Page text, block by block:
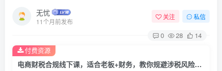
无忧
11个月前发布
关注 私信
0 28 14
电商财税合规线下课，适合老板+财务，教你规避涉税风险，实现低成本合规经营
付费资源